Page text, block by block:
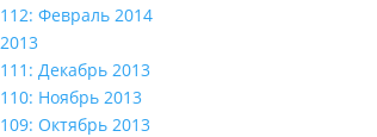
112: Февраль 2014
2013
111: Декабрь 2013
110: Ноябрь 2013
109: Октябрь 2013